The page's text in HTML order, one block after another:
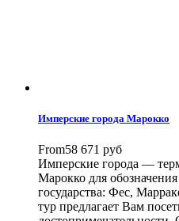
Имперские города Марокко
From58 671 руб
Имперские города —
Марокко для
государства: Фес,
тур предлагает Вам